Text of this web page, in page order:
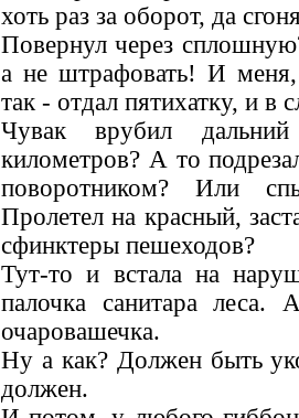
хоть раз за оборот, да
Повернул через
а не штрафовать! И
так - отдал пятихатку, и в
Чувак врубил
километров? А то
поворотником? Или
Пролетел на красный,
сфинктеры пешеходов?
Тут-то и встала на
палочка санитара
очаровашечка.
Ну а как? Должен быть
должен.